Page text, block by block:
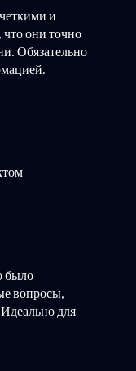
и
они точно
Обязательно
было
вопросы,
для